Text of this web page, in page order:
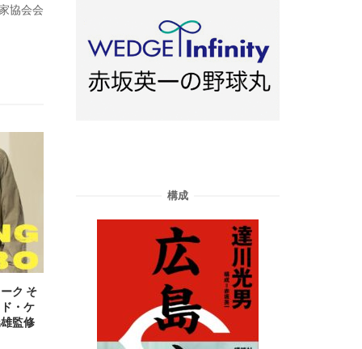
協会会
ク そ
・ケ
監修
構成